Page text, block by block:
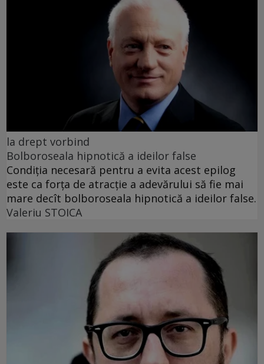
la drept vorbind
Bolboroseala hipnotică a ideilor false
Condiția necesară pentru a evita acest epilog
este ca forța de atracție a adevărului să fie mai
mare decît bolboroseala hipnotică a ideilor false.
Valeriu STOICA